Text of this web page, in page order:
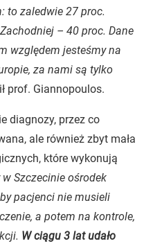
to zaledwie 27 proc.
– 40 proc. Dane
względem jesteśmy na
za nami są tylko
prof. Giannopoulos.
diagnozy, przez co
ale również zbyt mała
które wykonują
Szczecinie ośrodek
pacjenci nie musieli
a potem na kontrole,
W ciągu 3 lat udało